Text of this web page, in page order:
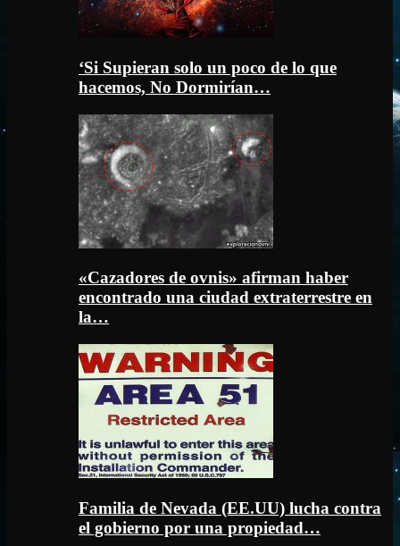
‘Si Supieran solo un poco de lo que
hacemos, No Dormirían…
«Cazadores de ovnis» afirman haber
encontrado una ciudad extraterrestre en
la…
Familia de Nevada (EE.UU) lucha contra
el gobierno por una propiedad…